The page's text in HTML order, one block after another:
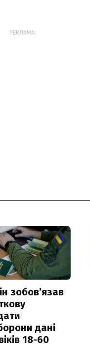
РЕКЛАМА:
зобовʼязав
дані
18-60